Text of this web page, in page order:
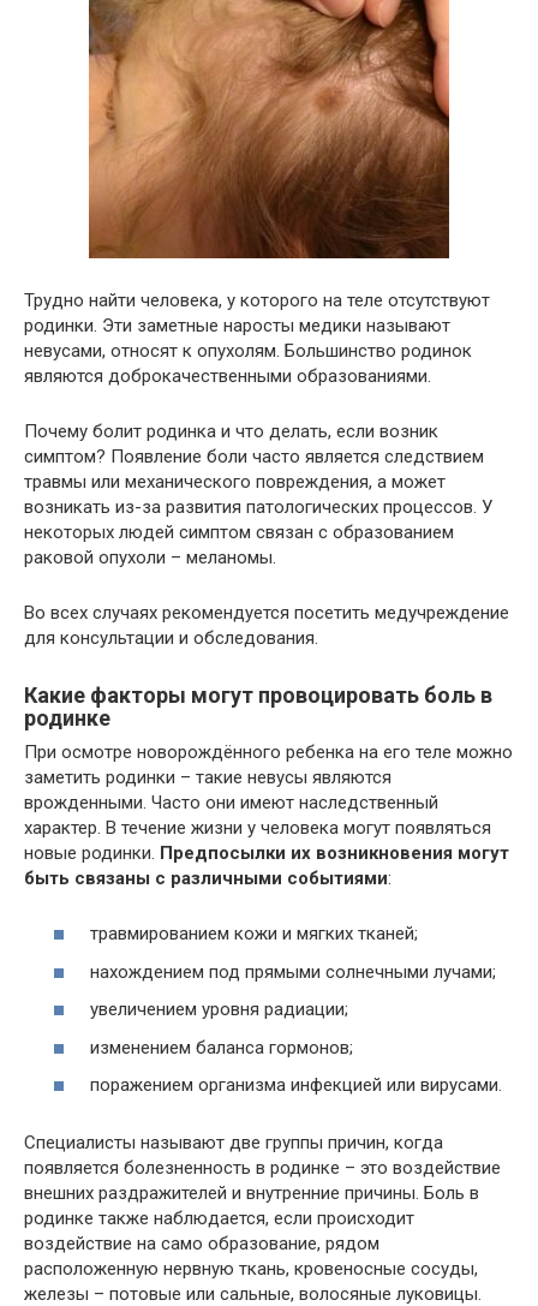
Трудно найти человека, у которого на теле отсутствуют
родинки. Эти заметные наросты медики называют
невусами, относят к опухолям. Большинство родинок
являются доброкачественными образованиями.
Почему болит родинка и что делать, если возник
симптом? Появление боли часто является следствием
травмы или механического повреждения, а может
возникать из-за развития патологических процессов. У
некоторых людей симптом связан с образованием
раковой опухоли – меланомы.
Во всех случаях рекомендуется посетить медучреждение
для консультации и обследования.
Какие факторы могут провоцировать боль в
родинке
При осмотре новорождённого ребенка на его теле можно
заметить родинки – такие невусы являются
врожденными. Часто они имеют наследственный
характер. В течение жизни у человека могут появляться
новые родинки. Предпосылки их возникновения могут
быть связаны с различными событиями:
травмированием кожи и мягких тканей;
нахождением под прямыми солнечными лучами;
увеличением уровня радиации;
изменением баланса гормонов;
поражением организма инфекцией или вирусами.
Специалисты называют две группы причин, когда
появляется болезненность в родинке – это воздействие
внешних раздражителей и внутренние причины. Боль в
родинке также наблюдается, если происходит
воздействие на само образование, рядом
расположенную нервную ткань, кровеносные сосуды,
железы – потовые или сальные, волосяные луковицы.